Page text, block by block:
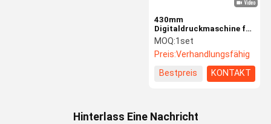
Neuigkeiten Bitte Um Ein
Angebot
Ctp-Platten-Maschine
430mm
Digitaldruckmaschine für
Etiketten
MOQ:1set
Preis:Verhandlungsfähig
Bestpreis
KONTAKT
Hinterlass Eine Nachricht